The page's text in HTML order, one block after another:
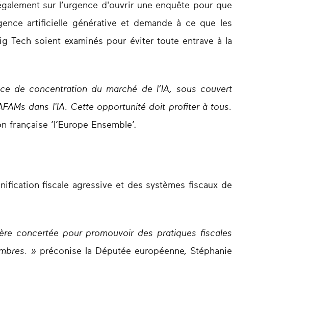
sur l’urgence d'ouvrir une enquête pour que
artificielle générative et demande à ce que les
Tech soient examinés pour éviter toute entrave à la
de concentration du marché de l’IA, sous couvert
dans l'IA. Cette opportunité doit profiter à tous.
‘l’Europe Ensemble’.
fiscale agressive et des systèmes fiscaux de
concertée pour promouvoir des pratiques fiscales
» préconise la Députée européenne, Stéphanie